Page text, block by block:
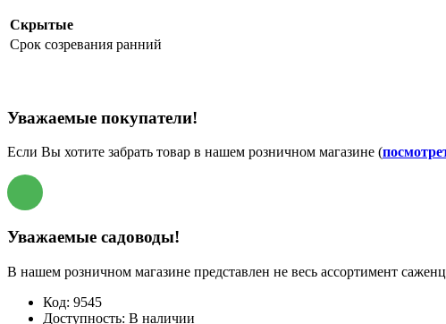
Скрытые
Срок созревания ранний
Уважаемые покупатели!
Если Вы хотите забрать товар в нашем розничном магазине (
Уважаемые садоводы!
В нашем розничном магазине представлен не весь ассортимент
Код: 9545
Доступность: В наличии